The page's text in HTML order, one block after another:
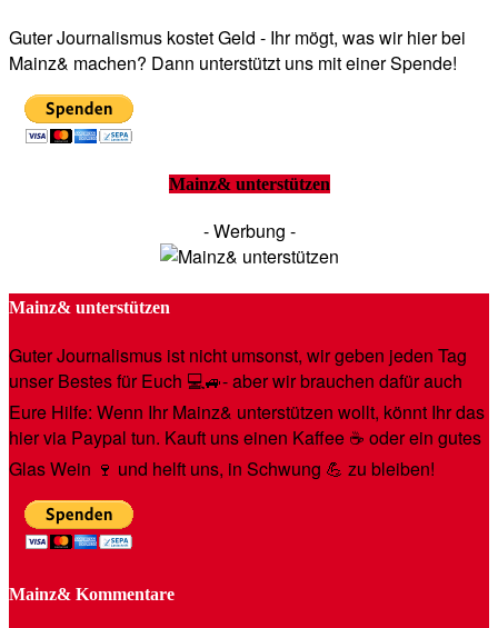
Guter Journalismus kostet Geld - Ihr mögt, was wir hier bei
Mainz& machen? Dann unterstützt uns mit einer Spende!
Mainz& unterstützen
- Werbung -
Mainz& unterstützen
Guter Journalismus ist nicht umsonst, wir geben jeden Tag
unser Bestes für Euch 💻🚙- aber wir brauchen dafür auch
Eure Hilfe: Wenn Ihr Mainz& unterstützen wollt, könnt Ihr das
hier via Paypal tun. Kauft uns einen Kaffee ☕️ oder ein gutes
Glas Wein 🍷 und helft uns, in Schwung 💪 zu bleiben!
Mainz& Kommentare